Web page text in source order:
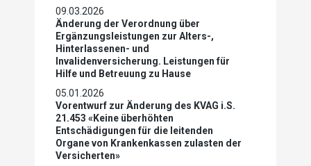
09.03.2026
Änderung der Verordnung über
Ergänzungsleistungen zur Alters-,
Hinterlassenen- und
Invalidenversicherung. Leistungen für
Hilfe und Betreuung zu Hause
05.01.2026
Vorentwurf zur Änderung des KVAG i.S.
21.453 «Keine überhöhten
Entschädigungen für die leitenden
Organe von Krankenkassen zulasten der
Versicherten»